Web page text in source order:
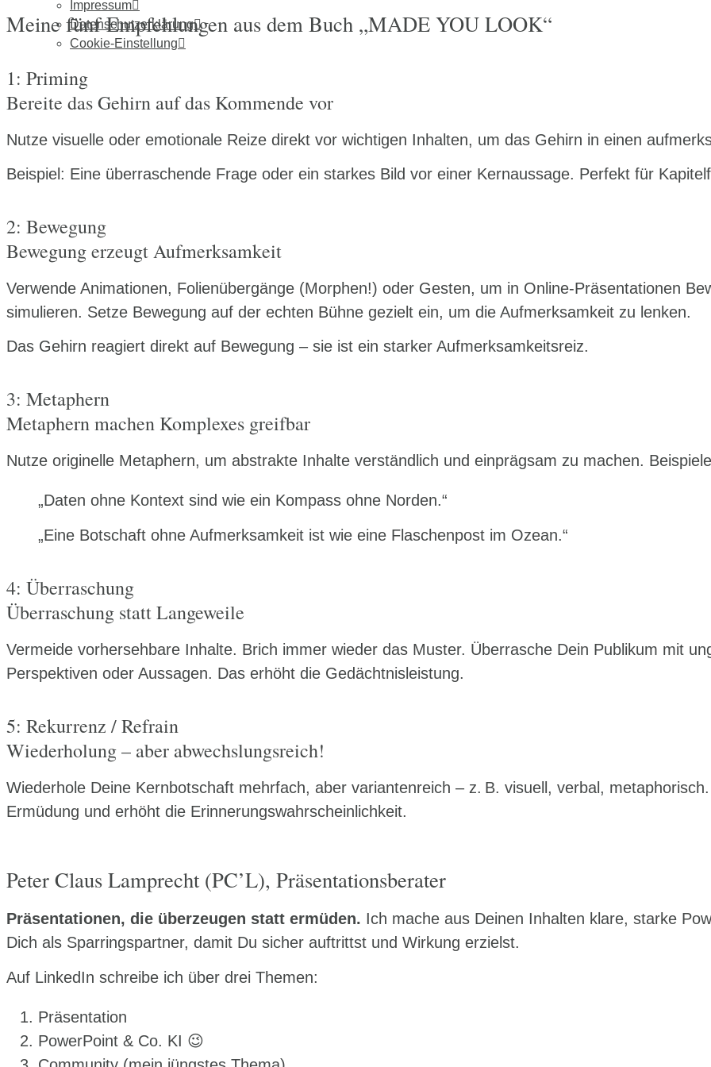
Impressum
Datenschutzerklärung
Cookie-Einstellung
Meine fünf Empfehlungen aus dem Buch „MADE YOU LOOK“
1: Priming
Bereite das Gehirn auf das Kommende vor
Nutze visuelle oder emotionale Reize direkt vor wichtigen Inhalten, um das Gehirn in einen
Beispiel: Eine überraschende Frage oder ein starkes Bild vor einer Kernaussage. Perfekt für
2: Bewegung
Bewegung erzeugt Aufmerksamkeit
Verwende Animationen, Folienübergänge (Morphen!) oder Gesten, um in Online-Präsentationen
simulieren. Setze Bewegung auf der echten Bühne gezielt ein, um die Aufmerksamkeit zu lenken.
Das Gehirn reagiert direkt auf Bewegung – sie ist ein starker Aufmerksamkeitsreiz.
3: Metaphern
Metaphern machen Komplexes greifbar
Nutze originelle Metaphern, um abstrakte Inhalte verständlich und einprägsam zu machen.
„Daten ohne Kontext sind wie ein Kompass ohne Norden.“
„Eine Botschaft ohne Aufmerksamkeit ist wie eine Flaschenpost im Ozean.“
4: Überraschung
Überraschung statt Langeweile
Vermeide vorhersehbare Inhalte. Brich immer wieder das Muster. Überrasche Dein Publikum mit
Perspektiven oder Aussagen. Das erhöht die Gedächtnisleistung.
5: Rekurrenz / Refrain
Wiederholung – aber abwechslungsreich!
Wiederhole Deine Kernbotschaft mehrfach, aber variantenreich – z. B. visuell, verbal,
Ermüdung und erhöht die Erinnerungswahrscheinlichkeit.
Peter Claus Lamprecht (PC’L), Präsentationsberater
Präsentationen, die überzeugen statt ermüden. Ich mache aus Deinen Inhalten klare, starke
Dich als Sparringspartner, damit Du sicher auftrittst und Wirkung erzielst.
Auf LinkedIn schreibe ich über drei Themen:
Präsentation
PowerPoint & Co. KI 😉